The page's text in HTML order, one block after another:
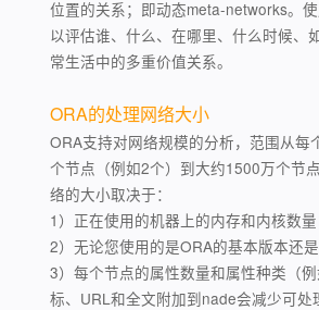
位置的关系；即动态meta-networks。
以评估谁、什么、在哪里、什么时候、
常生活中的多重价值关系。
ORA的处理网络大小
ORA支持对网络规模的分析，范围从每
个节点（例如2个）到大约1500万个节
络的大小取决于：
1）正在使用的机器上的内存和内核数量
2）无论您使用的是ORA的基本版本还是
3）每个节点的属性数量和属性种类（
标、URL和全文附加到nade会减少可处